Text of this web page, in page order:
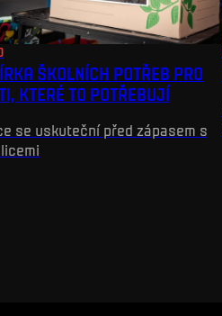
ŠKOLNÍCH POTŘEB PRO
KTERÉ TO POTŘEBUJÍ
se uskuteční před zápasem s